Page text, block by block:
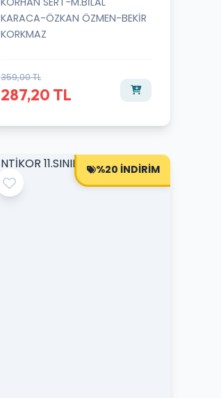
KARACA-ÖZKAN ÖZMEN-BEKİR
KORKMAZ
359,00 TL
287,20 TL
%20 İNDİRİM